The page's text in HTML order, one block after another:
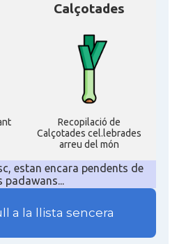
Calçotades
Recopilació de
Calçotades cel.lebrades
arreu del món
estan encara pendents de
padawans...
a la llista sencera